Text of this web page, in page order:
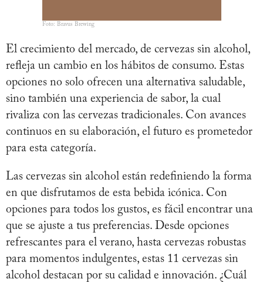
Foto: Bravus Brewing
El crecimiento del mercado, de cervezas sin alcohol,
refleja un cambio en los hábitos de consumo. Estas
opciones no solo ofrecen una alternativa saludable,
sino también una experiencia de sabor, la cual
rivaliza con las cervezas tradicionales. Con avances
continuos en su elaboración, el futuro es prometedor
para esta categoría.
Las cervezas sin alcohol están redefiniendo la forma
en que disfrutamos de esta bebida icónica. Con
opciones para todos los gustos, es fácil encontrar una
que se ajuste a tus preferencias. Desde opciones
refrescantes para el verano, hasta cervezas robustas
para momentos indulgentes, estas 11 cervezas sin
alcohol destacan por su calidad e innovación. ¿Cuál